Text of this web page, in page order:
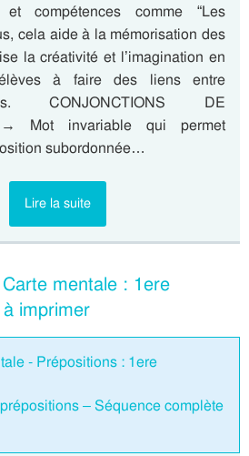
et compétences comme “Les
cela aide à la mémorisation des
la créativité et l’imagination en
à faire des liens entre
CONJONCTIONS DE
→ Mot invariable qui permet
subordonnée…
Lire la suite
mentale : 1ere
imprimer
- Prépositions : 1ere
– Séquence complète